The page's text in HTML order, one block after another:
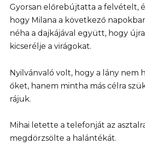
Gyorsan előrebújtatta a felvételt,
hogy Milana a következő
néha a dajkájával együtt, hogy
kicserélje a virágokat.
Nyilvánvaló volt, hogy a lány nem
őket, hanem mintha más célra
rájuk.
Mihai letette a telefonját az
megdörzsölte a halántékát.